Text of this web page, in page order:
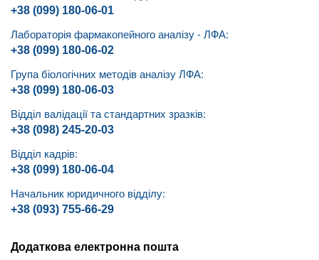
+38 (099) 180-06-01
Лабораторія фармакопейного аналізу - ЛФА:
+38 (099) 180-06-02
Група біологічних методів аналізу ЛФА:
+38 (099) 180-06-03
Відділ валідації та стандартних зразків:
+38 (098) 245-20-03
Відділ кадрів:
+38 (099) 180-06-04
Начальник юридичного відділу:
+38 (093) 755-66-29
Додаткова електронна пошта